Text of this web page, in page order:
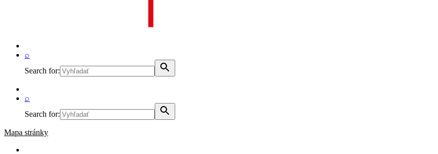
⌕
Search for:
⌕
Search for:
Mapa stránky